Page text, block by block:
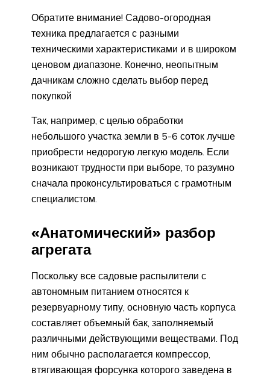
Обратите внимание! Садово-огородная
техника предлагается с разными
техническими характеристиками и в широком
ценовом диапазоне. Конечно, неопытным
дачникам сложно сделать выбор перед
покупкой
Так, например, с целью обработки
небольшого участка земли в 5-6 соток лучше
приобрести недорогую легкую модель. Если
возникают трудности при выборе, то разумно
сначала проконсультироваться с грамотным
специалистом.
«Анатомический» разбор
агрегата
Поскольку все садовые распылители с
автономным питанием относятся к
резервуарному типу, основную часть корпуса
составляет объемный бак, заполняемый
различными действующими веществами. Под
ним обычно располагается компрессор,
втягивающая форсунка которого заведена в